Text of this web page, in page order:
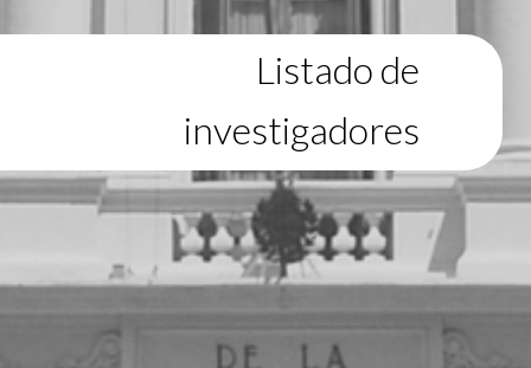
Listado de
investigadores